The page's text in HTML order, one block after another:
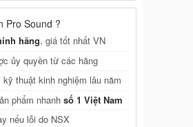
Pro Sound ?
hãng, giá tốt nhất VN
ủy quyền từ các hãng
kỹ thuật kinh nghiệm lâu năm
phẩm nhanh số 1 Việt Nam
nếu lỗi do NSX